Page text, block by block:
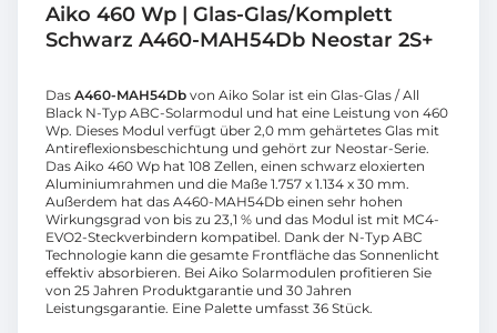
Aiko 460 Wp | Glas-Glas/Komplett
Schwarz A460-MAH54Db Neostar 2S+
Das A460-MAH54Db von Aiko Solar ist ein Glas-Glas / All
Black N-Typ ABC-Solarmodul und hat eine Leistung von 460
Wp. Dieses Modul verfügt über 2,0 mm gehärtetes Glas mit
Antireflexionsbeschichtung und gehört zur Neostar-Serie.
Das Aiko 460 Wp hat 108 Zellen, einen schwarz eloxierten
Aluminiumrahmen und die Maße 1.757 x 1.134 x 30 mm.
Außerdem hat das A460-MAH54Db einen sehr hohen
Wirkungsgrad von bis zu 23,1 % und das Modul ist mit MC4-
EVO2-Steckverbindern kompatibel. Dank der N-Typ ABC
Technologie kann die gesamte Frontfläche das Sonnenlicht
effektiv absorbieren. Bei Aiko Solarmodulen profitieren Sie
von 25 Jahren Produktgarantie und 30 Jahren
Leistungsgarantie. Eine Palette umfasst 36 Stück.